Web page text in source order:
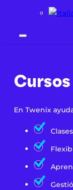
En Twenix